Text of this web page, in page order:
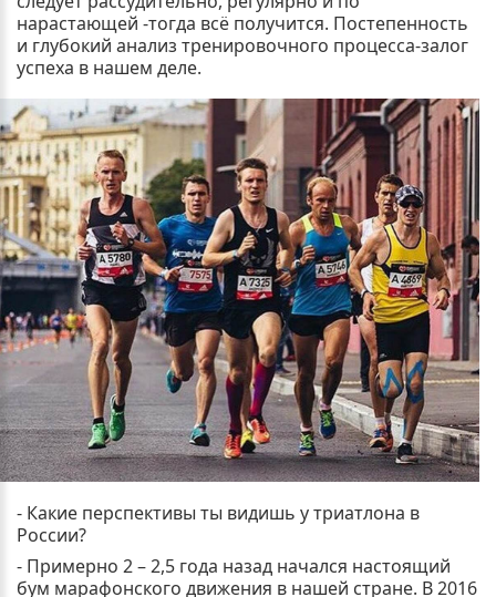
нарастающей -тогда всё получится. Постепенность
и глубокий анализ тренировочного процесса-залог
успеха в нашем деле.
- Какие перспективы ты видишь у триатлона в
России?
- Примерно 2 – 2,5 года назад начался настоящий
бум марафонского движения в нашей стране. В 2016